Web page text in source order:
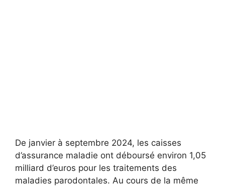
De janvier à septembre 2024, les caisses
d’assurance maladie ont déboursé environ 1,05
milliard d’euros pour les traitements des
maladies parodontales. Au cours de la même